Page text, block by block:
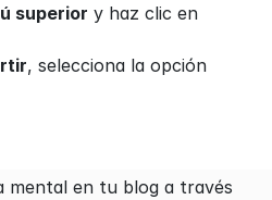
superior
mental en tu blog a través